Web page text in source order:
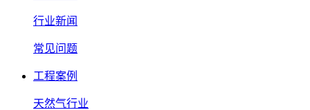
行业新闻
常见问题
工程案例
天然气行业